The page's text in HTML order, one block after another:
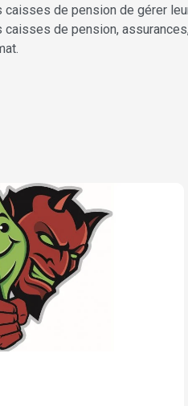
caisses de pension de gérer
caisses de pension,